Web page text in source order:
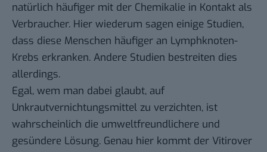
natürlich häufiger mit der Chemikalie in Kontakt als
Verbraucher. Hier wiederum sagen einige Studien,
dass diese Menschen häufiger an Lymphknoten-
Krebs erkranken. Andere Studien bestreiten dies
allerdings.
Egal, wem man dabei glaubt, auf
Unkrautvernichtungsmittel zu verzichten, ist
wahrscheinlich die umweltfreundlichere und
gesündere Lösung. Genau hier kommt der Vitirover